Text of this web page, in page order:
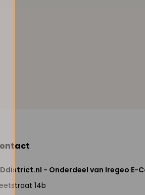
- Onderdeel van Iregeo E-
14b